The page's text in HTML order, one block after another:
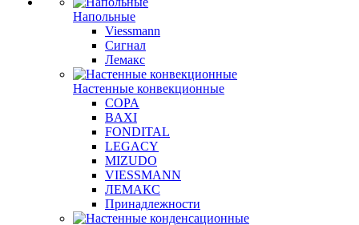
Напольные
Viessmann
Сигнал
Лемакс
Настенные конвекционные
COPA
BAXI
FONDITAL
LEGACY
MIZUDO
VIESSMANN
ЛЕМАКС
Принадлежности